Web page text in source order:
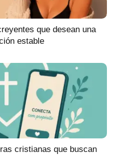
que desean una
estable
cristianas que buscan